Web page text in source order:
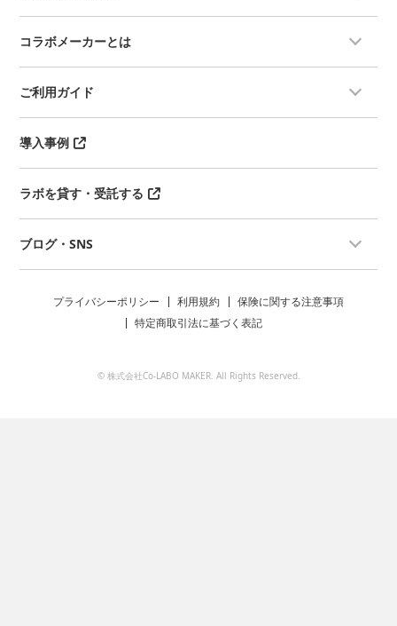
コラボメーカーとは
ご利用ガイド
導入事例
ラボを貸す・受託する
ブログ・SNS
プライバシーポリシー 利用規約
保険に関する注意事項
特定商取引法に基づく表記
© 株式会社Co-LABO MAKER. All Rights Reserved.